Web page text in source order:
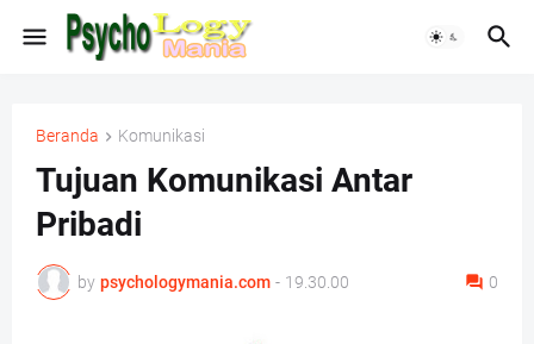
Beranda Komunikasi
Tujuan Komunikasi Antar
Pribadi
by psychologymania.com - 19.30.00 0